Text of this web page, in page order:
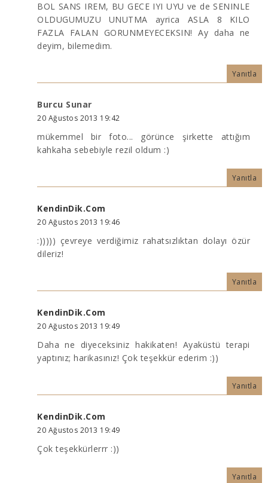
BOL SANS IREM, BU GECE IYI UYU ve de SENINLE
OLDUGUMUZU UNUTMA ayrica ASLA 8 KILO
FAZLA FALAN GORUNMEYECEKSIN! Ay daha ne
deyim, bilemedim.
Yanıtla
Burcu Sunar
20 Ağustos 2013 19:42
mükemmel bir foto... görünce şirkette attığım
kahkaha sebebiyle rezil oldum :)
Yanıtla
KendinDik.Com
20 Ağustos 2013 19:46
:))))) çevreye verdiğimiz rahatsızlıktan dolayı özür
dileriz!
Yanıtla
KendinDik.Com
20 Ağustos 2013 19:49
Daha ne diyeceksiniz hakikaten! Ayaküstü terapi
yaptınız; harikasınız! Çok teşekkür ederim :))
Yanıtla
KendinDik.Com
20 Ağustos 2013 19:49
Çok teşekkürlerrr :))
Yanıtla